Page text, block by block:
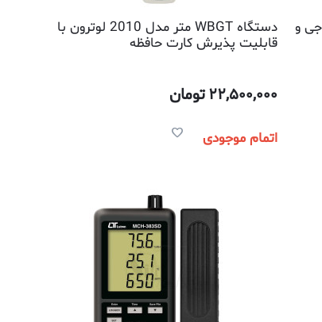
و
دستگاه WBGT متر مدل 2010 لوترون با
قابلیت پذیرش کارت حافظه
22,500,000تومان
اتمام موجودی